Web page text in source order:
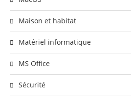
Maison et habitat
Matériel informatique
MS Office
Sécurité